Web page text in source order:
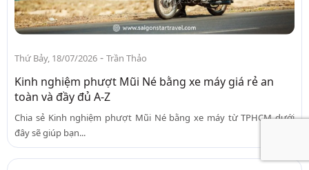
Thứ Bảy, 18/07/2026 - Trần Thảo
Kinh nghiệm phượt Mũi Né bằng xe máy giá rẻ an
toàn và đầy đủ A-Z
Chia sẻ Kinh nghiệm phượt Mũi Né bằng xe máy từ TPHCM dưới
đây sẽ giúp bạn...